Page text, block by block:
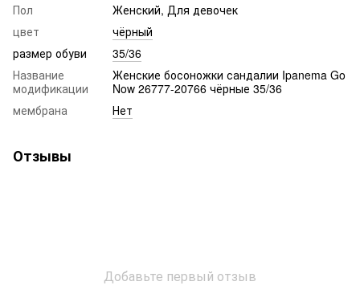
Пол
Женский, Для девочек
цвет
чёрный
размер обуви
35/36
Название
модификации
Женские босоножки сандалии Ipanema Go
Now 26777-20766 чёрные 35/36
мембрана
Нет
Отзывы
Добавьте первый отзыв